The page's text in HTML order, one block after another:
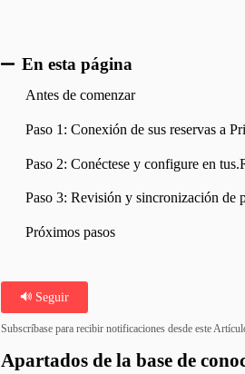
En esta página
Antes de comenzar
Paso 1: Conexión de sus reservas a
Paso 2: Conéctese y configure en
Paso 3: Revisión y sincronización de
Próximos pasos
Seguir
Subscríbase para recibir notificaciones desde este
Apartados de la base de